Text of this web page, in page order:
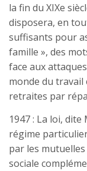
la fin du XIXe
disposera, en
suffisants pour
famille », des
face aux
monde du
retraites par
1947 : La loi,
régime
par les
sociale